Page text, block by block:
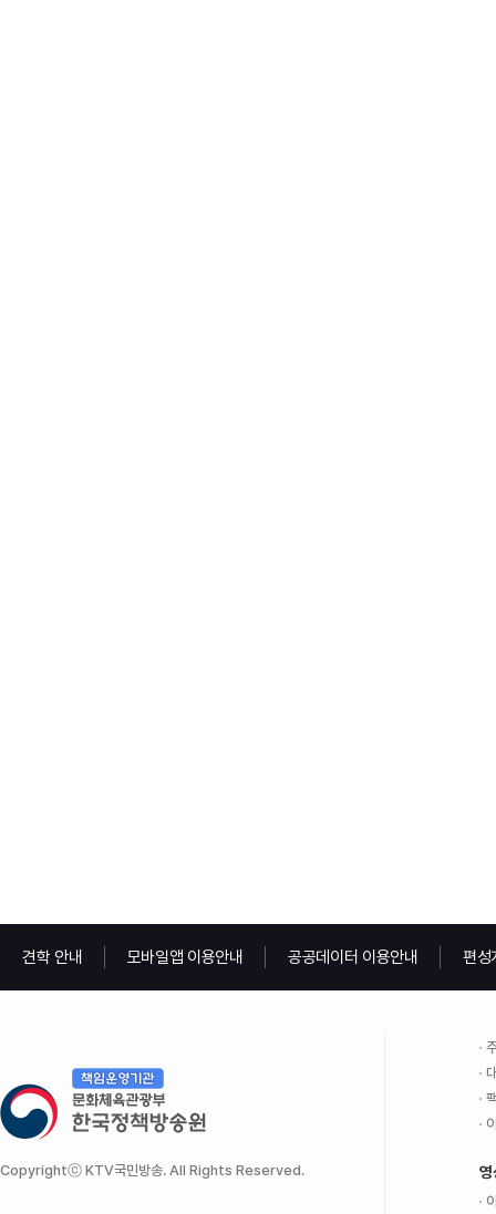
견학 안내 모바일앱 이용안내 공공데이터 이용안내 편성
Copyrightⓒ KTV국민방송. All Rights Reserved. 영